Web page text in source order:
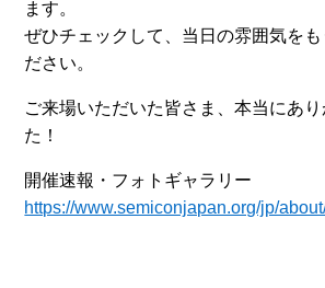
ます。
ぜひチェックして、当日の雰囲気をも
ださい。
ご来場いただいた皆さま、本当にあ
た！
開催速報・フォトギャラリー
https://www.semiconjapan.org/jp/